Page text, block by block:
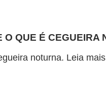
O QUE É CEGUEIRA
noturna. Leia